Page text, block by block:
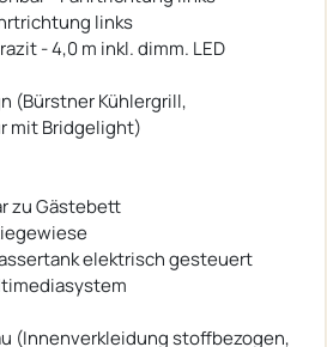
links
- 4,0 m inkl. dimm. LED
(Bürstner Kühlergrill,
mit Bridgelight)
zu Gästebett
elektrisch gesteuert
(Innenverkleidung stoffbezogen,